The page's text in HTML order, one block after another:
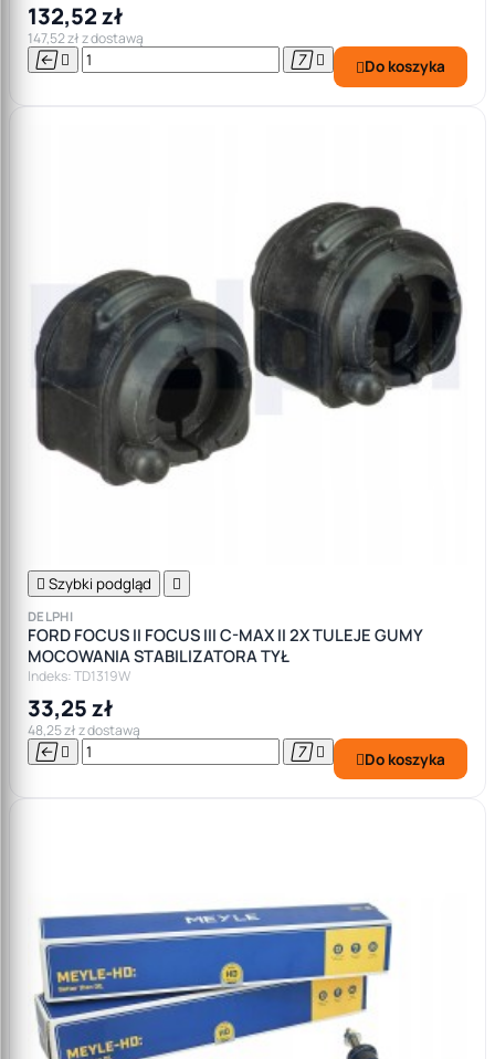
132,52 zł
147,52 zł z dostawą
    Do koszyka
 Szybki podgląd 
DELPHI
FORD FOCUS II FOCUS III C-MAX II 2X TULEJE GUMY
MOCOWANIA STABILIZATORA TYŁ
Indeks: TD1319W
33,25 zł
48,25 zł z dostawą
    Do koszyka